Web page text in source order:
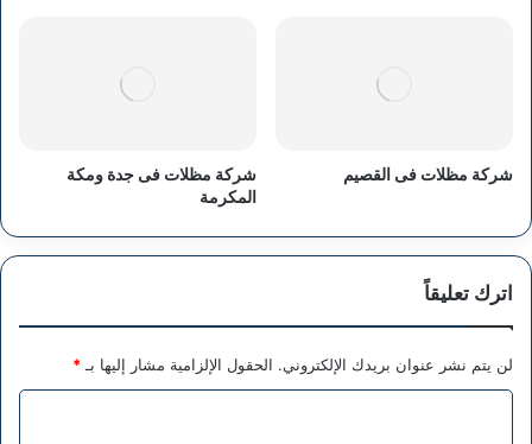
شركة مظلات فى القصيم
شركة مظلات فى جدة ومكة
المكرمة
اترك تعليقاً
لن يتم نشر عنوان بريدك الإلكتروني. الحقول الإلزامية مشار إليها بـ*